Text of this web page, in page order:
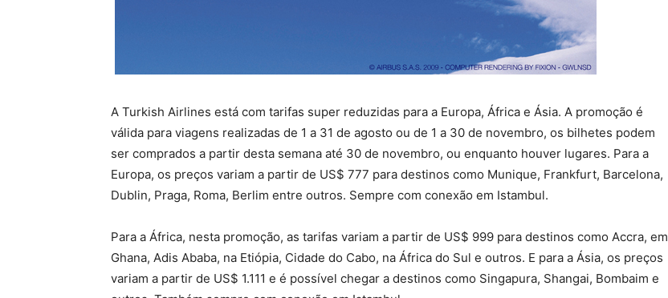
A Turkish Airlines está com tarifas super reduzidas para a Europa, África e Ásia. A promoção é
válida para viagens realizadas de 1 a 31 de agosto ou de 1 a 30 de novembro, os bilhetes podem
ser comprados a partir desta semana até 30 de novembro, ou enquanto houver lugares. Para a
Europa, os preços variam a partir de US$ 777 para destinos como Munique, Frankfurt, Barcelona,
Dublin, Praga, Roma, Berlim entre outros. Sempre com conexão em Istambul.
Para a África, nesta promoção, as tarifas variam a partir de US$ 999 para destinos como Accra, em
Ghana, Adis Ababa, na Etiópia, Cidade do Cabo, na África do Sul e outros. E para a Ásia, os preços
variam a partir de US$ 1.111 e é possível chegar a destinos como Singapura, Shangai, Bombaim e